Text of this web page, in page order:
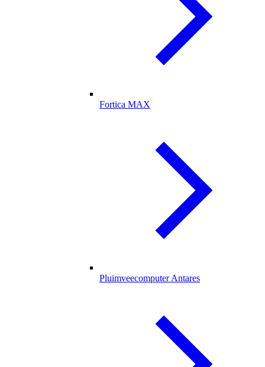
Fortica MAX
Pluimveecomputer Antares